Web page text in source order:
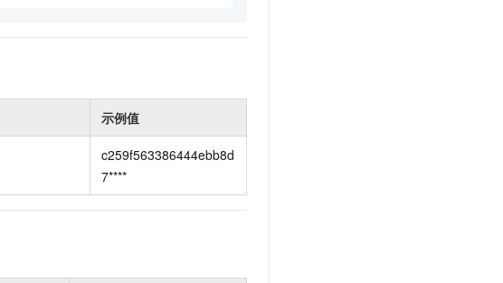
示例值
c259f563386444ebb8d
7****